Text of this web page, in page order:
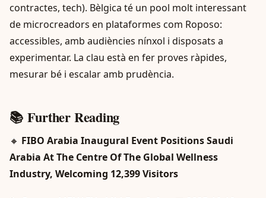
contractes, tech). Bèlgica té un pool molt interessant
de microcreadors en plataformes com Roposo:
accessibles, amb audiències nínxol i disposats a
experimentar. La clau està en fer proves ràpides,
mesurar bé i escalar amb prudència.
📚 Further Reading
🔸 FIBO Arabia Inaugural Event Positions Saudi
Arabia At The Centre Of The Global Wellness
Industry, Welcoming 12,399 Visitors